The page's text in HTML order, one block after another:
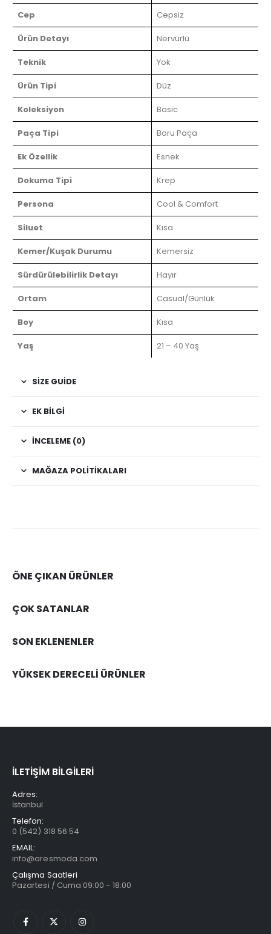
Cep Cepsiz
Ürün Detayı Nervürlü
Teknik Yok
Ürün Tipi Düz
Koleksiyon Basic
Paça Tipi Boru Paça
Ek Özellik Esnek
Dokuma Tipi Krep
Persona Cool & Comfort
Siluet Kısa
Kemer/Kuşak Durumu Kemersiz
Sürdürülebilirlik Detayı Hayır
Ortam Casual/Günlük
Boy Kısa
Yaş 21 – 40 Yaş
SIZE GUIDE
EK BILGI
İNCELEME (0)
MAĞAZA POLITIKALARI
ÖNE ÇIKAN ÜRÜNLER
ÇOK SATANLAR
SON EKLENENLER
YÜKSEK DERECELİ ÜRÜNLER
İLETİŞİM BİLGİLERİ
Adres:
İstanbul
Telefon:
0 (542) 318 56 54
EMAIL:
info@aresmoda.com
Çalışma Saatleri
Pazartesi / Cuma 09:00 - 18:00